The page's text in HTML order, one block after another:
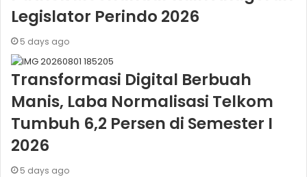
Legislator Perindo 2026
5 days ago
Transformasi Digital Berbuah
Manis, Laba Normalisasi Telkom
Tumbuh 6,2 Persen di Semester I
2026
5 days ago